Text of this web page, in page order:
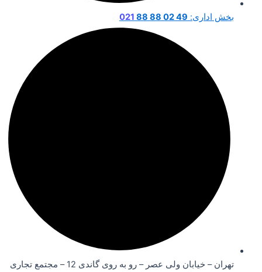
بخش اداری: 49 02 88 88
021
تهران – خیابان ولی عصر – رو به روی گاندی 12 – مجتمع تجاری